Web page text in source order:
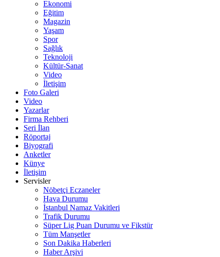
Ekonomi
Eğitim
Magazin
Yaşam
Spor
Sağlık
Teknoloji
Kültür-Sanat
Video
İletişim
Foto Galeri
Video
Yazarlar
Firma Rehberi
Seri İlan
Röportaj
Biyografi
Anketler
Künye
İletişim
Servisler
Nöbetçi Eczaneler
Hava Durumu
İstanbul Namaz Vakitleri
Trafik Durumu
Süper Lig Puan Durumu ve Fikstür
Tüm Manşetler
Son Dakika Haberleri
Haber Arşivi